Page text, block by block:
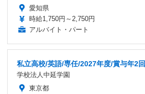
愛知県
時給1,750円～2,750円
アルバイト・パート
私立高校/英語/専任/2027年度/賞与年2回
学校法人中延学園
東京都